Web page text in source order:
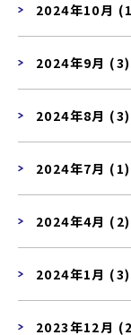
2024年10月
2024年9月 (3)
2024年8月 (3)
2024年7月 (1)
2024年4月 (2)
2024年1月 (3)
2023年12月